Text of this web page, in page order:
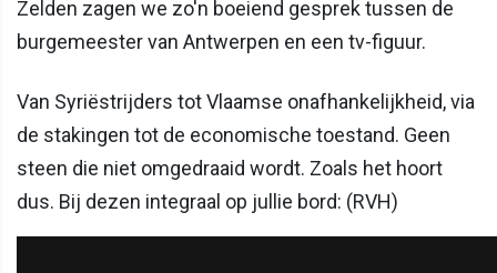
Zelden zagen we zo'n boeiend gesprek tussen de
burgemeester van Antwerpen en een tv-figuur.
Van Syriëstrijders tot Vlaamse onafhankelijkheid, via
de stakingen tot de economische toestand. Geen
steen die niet omgedraaid wordt. Zoals het hoort
dus. Bij dezen integraal op jullie bord: (RVH)